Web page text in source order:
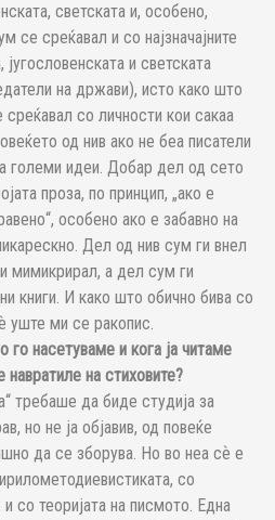
светската и, особено,
се среќавал и со најзначајните
и светската
на држави), исто како што
со личности кои сакаа
од нив ако не беа писатели
големи идеи. Добар дел од сето
проза, по принцип, „ако е
особено ако е забавно на
Дел од нив сум ги внел
мимикрирал, а дел сум ги
книги. И како што обично бива со
уште ми се ракопис.
насетуваме и кога ја читаме
на стиховите?
требаше да биде студија за
но не ја објавив, од повеќе
да се зборува. Но во неа сѐ е
со
и со теоријата на писмото. Една